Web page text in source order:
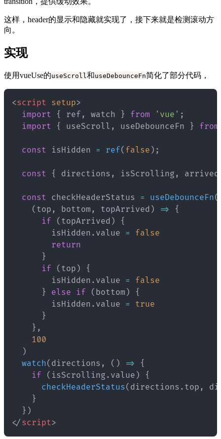
这样，header的显示和隐藏就实现了，接下来就是检测滚动方
向。
实现
使用vueUse的useScroll和useDebounceFn简化了部分代码，
<script setup>
import
{ ref , watch } from 'vue' ;
import
{ useScroll , useDebounceFn } from
const isHidden = ref( false ) ;
const { directions , isScrolling ,
const checkHeaderStatus = useDebounceFn(
( top , bottom , topArrived ) =>
{
if
( topArrived )
{
        isHidden
. value =
false
return
}
if
( top )
{
        isHidden
. value =
false
}
else if ( bottom )
{
        isHidden
. value =
true
}
} ,
100
)
watch( directions , ( ) =>
{
if
( isScrolling . value )
{
checkHeaderStatus( directions . top ,
}
} )
</ script>